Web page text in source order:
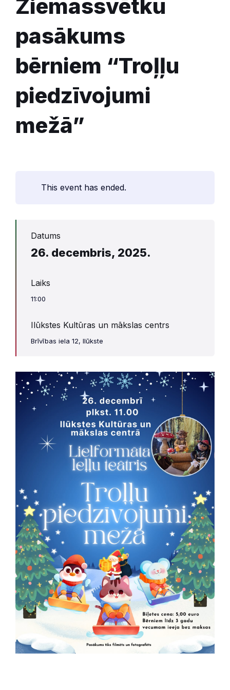
Ziemassvētku
pasākums
bērniem “Troļļu
piedzīvojumi
mežā”
This event has ended.
Datums
26. decembris, 2025.
Laiks
11:00
Ilūkstes Kultūras un mākslas centrs
Brīvības iela 12, Ilūkste